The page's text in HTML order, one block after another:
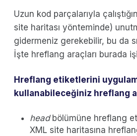
Uzun kod parçalarıyla
site haritası yönteminde)
gidermeniz gerekebilir, bu da
İşte hreflang araçları burada
Hreflang etiketlerini
kullanabileceğiniz hreflang
headbölümüne hreflang
XML site haritasına